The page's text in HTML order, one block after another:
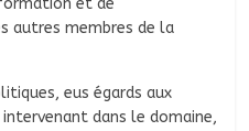
et de
autres membres de la
eus égards aux
dans le domaine,